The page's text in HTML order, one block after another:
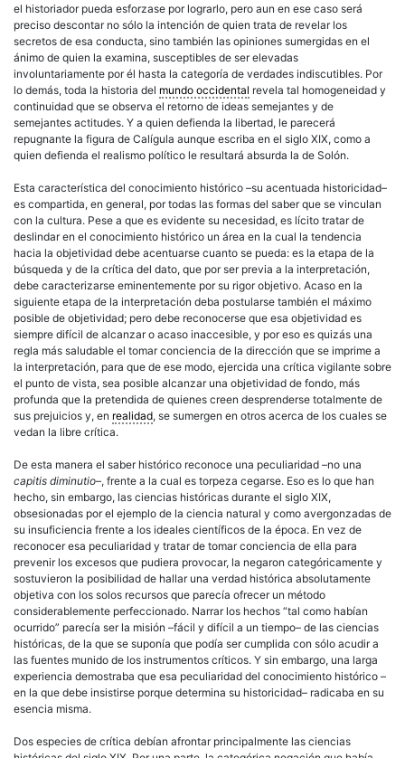
el historiador pueda esforzase por lograrlo, pero aun en ese caso será
preciso descontar no sólo la intención de quien trata de revelar los
secretos de esa conducta, sino también las opiniones sumergidas en el
ánimo de quien la examina, susceptibles de ser elevadas
involuntariamente por él hasta la categoría de verdades indiscutibles. Por
lo demás, toda la historia del mundo occidental revela tal homogeneidad y
continuidad que se observa el retorno de ideas semejantes y de
semejantes actitudes. Y a quien defienda la libertad, le parecerá
repugnante la figura de Calígula aunque escriba en el siglo XIX, como a
quien defienda el realismo político le resultará absurda la de Solón.
Esta característica del conocimiento histórico –su acentuada historicidad–
es compartida, en general, por todas las formas del saber que se vinculan
con la cultura. Pese a que es evidente su necesidad, es lícito tratar de
deslindar en el conocimiento histórico un área en la cual la tendencia
hacia la objetividad debe acentuarse cuanto se pueda: es la etapa de la
búsqueda y de la crítica del dato, que por ser previa a la interpretación,
debe caracterizarse eminentemente por su rigor objetivo. Acaso en la
siguiente etapa de la interpretación deba postularse también el máximo
posible de objetividad; pero debe reconocerse que esa objetividad es
siempre difícil de alcanzar o acaso inaccesible, y por eso es quizás una
regla más saludable el tomar conciencia de la dirección que se imprime a
la interpretación, para que de ese modo, ejercida una crítica vigilante sobre
el punto de vista, sea posible alcanzar una objetividad de fondo, más
profunda que la pretendida de quienes creen desprenderse totalmente de
sus prejuicios y, en realidad, se sumergen en otros acerca de los cuales se
vedan la libre crítica.
De esta manera el saber histórico reconoce una peculiaridad –no una
capitis diminutio–, frente a la cual es torpeza cegarse. Eso es lo que han
hecho, sin embargo, las ciencias históricas durante el siglo XIX,
obsesionadas por el ejemplo de la ciencia natural y como avergonzadas de
su insuficiencia frente a los ideales científicos de la época. En vez de
reconocer esa peculiaridad y tratar de tomar conciencia de ella para
prevenir los excesos que pudiera provocar, la negaron categóricamente y
sostuvieron la posibilidad de hallar una verdad histórica absolutamente
objetiva con los solos recursos que parecía ofrecer un método
considerablemente perfeccionado. Narrar los hechos “tal como habían
ocurrido” parecía ser la misión –fácil y difícil a un tiempo– de las ciencias
históricas, de la que se suponía que podía ser cumplida con sólo acudir a
las fuentes munido de los instrumentos críticos. Y sin embargo, una larga
experiencia demostraba que esa peculiaridad del conocimiento histórico –
en la que debe insistirse porque determina su historicidad– radicaba en su
esencia misma.
Dos especies de crítica debían afrontar principalmente las ciencias